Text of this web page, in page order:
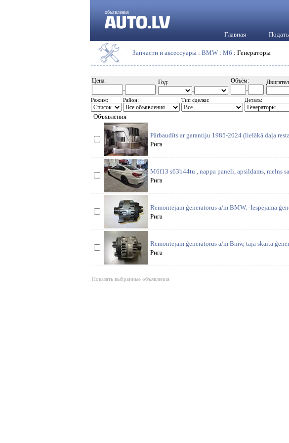
объявления
Главная
Запчасти и аксессуары : BMW : M6 : Генераторы
Цена:
-
Год:
-
Объём:
-
Режим: Район: Тип сделки: Деталь:
Объявления
Pārbaudīts ar garantiju 1985-2024 (lielākā daļa
Рига
M6f13 s63b44tu , nappa paneli, apsildams, melns
Рига
Remontējam ģeneratorus a/m BMW. -Iespējama
Рига
Remontējam ģeneratorus a/m Bmw, tajā skaitā
Рига
Показать выбранные объявления